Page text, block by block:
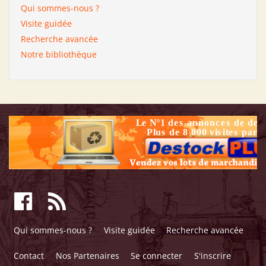
Qui sommes-nous ?
Visite guidée
Recherche avancée
Notre bibliothèque
Qui sommes-nous ? Visite guidée Recherche avancée
Contact Nos Partenaires Se connecter
S'inscrire